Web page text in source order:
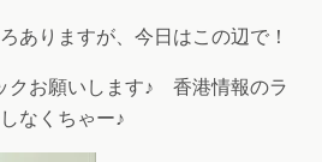
ありますが、今日はこの辺で！
クお願いします♪ 香港情報のラ
なくちゃー♪